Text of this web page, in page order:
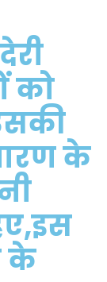
को
के
के